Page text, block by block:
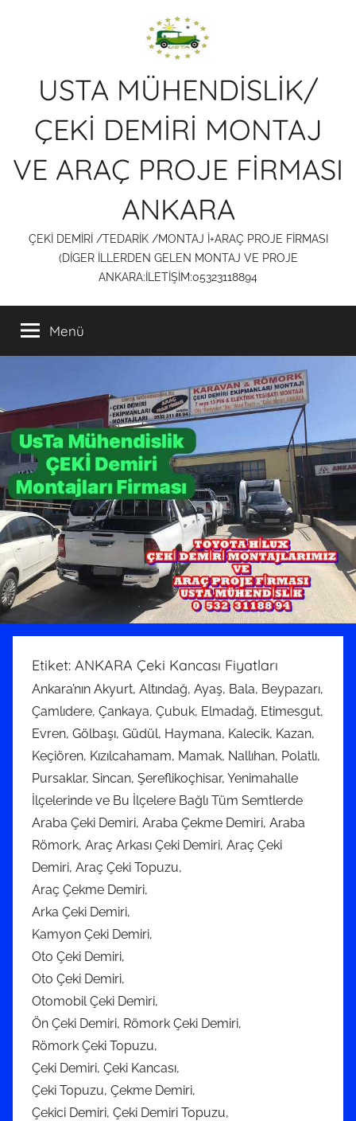
USTA MÜHENDİSLİK/
ÇEKİ DEMİRİ MONTAJ
VE ARAÇ PROJE FİRMASI
ANKARA
ÇEKİ DEMİRİ /TEDARİK /MONTAJ İ+ARAÇ PROJE FİRMASI
(DİGER İLLERDEN GELEN MONTAJ VE PROJE
ANKARA:İLETİŞİM:05323118894
Menü
Etiket: ANKARA Çeki Kancası Fiyatları
Ankara’nın Akyurt, Altındağ, Ayaş, Bala, Beypazarı,
Çamlıdere, Çankaya, Çubuk, Elmadağ, Etimesgut,
Evren, Gölbaşı, Güdül, Haymana, Kalecik, Kazan,
Keçiören, Kızılcahamam, Mamak, Nallıhan, Polatlı,
Pursaklar, Sincan, Şereflikoçhisar, Yenimahalle
İlçelerinde ve Bu İlçelere Bağlı Tüm Semtlerde
Araba Çeki Demiri, Araba Çekme Demiri, Araba
Römork, Araç Arkası Çeki Demiri, Araç Çeki
Demiri, Araç Çeki Topuzu,
Araç Çekme Demiri,
Arka Çeki Demiri,
Kamyon Çeki Demiri,
Oto Çeki Demiri,
Oto Çeki Demiri,
Otomobil Çeki Demiri,
Ön Çeki Demiri, Römork Çeki Demiri,
Römork Çeki Topuzu,
Çeki Demiri, Çeki Kancası,
Çeki Topuzu, Çekme Demiri,
Çekici Demiri, Çeki Demiri Topuzu,